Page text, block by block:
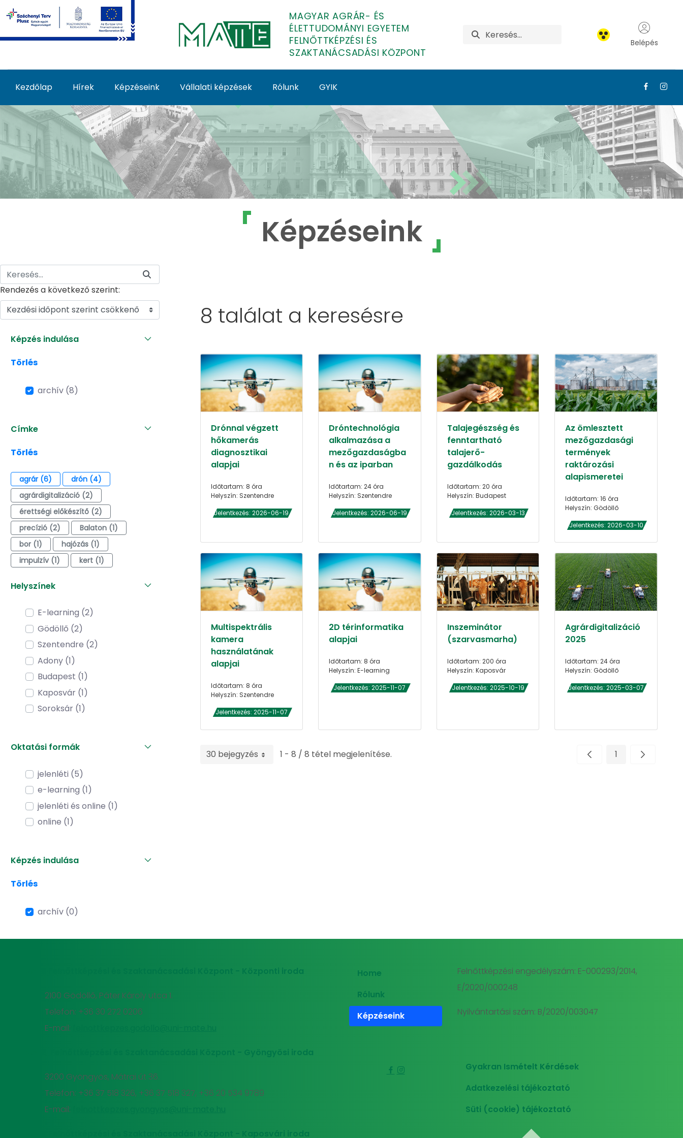
Ugrás a fő tartalomhoz
MAGYAR AGRÁR- ÉS
ÉLETTUDOMÁNYI EGYETEM
FELNŐTTKÉPZÉSI ÉS
SZAKTANÁCSADÁSI KÖZPONT
Belépés
Kezdőlap Hírek Képzéseink Vállalati képzések Rólunk GYIK
Képzéseink - MATE Felnőttképzés
Képzéseink
Rendezés a következő szerint:
Kezdési időpont szerint csökkenő
Képzés indulása
Törlés
archív (8)
Címke
Törlés
agrár (6)
drón (4)
agrárdigitalizáció (2)
érettségi előkészítő (2)
precízió (2)
Balaton (1)
bor (1)
hajózás (1)
impulzív (1)
kert (1)
Helyszínek
E-learning (2)
Gödöllő (2)
Szentendre (2)
Adony (1)
Budapest (1)
Kaposvár (1)
Soroksár (1)
Oktatási formák
jelenléti (5)
e-learning (1)
jelenléti és online (1)
online (1)
Képzés indulása
Törlés
archív (0)
8 találat a keresésre
Drónnal végzett
hőkamerás
diagnosztikai
alapjai
Időtartam: 8 óra
Helyszín: Szentendre
Jelentkezés: 2026-06-19
Dróntechnológia
alkalmazása a
mezőgazdaságba
n és az iparban
Időtartam: 24 óra
Helyszín: Szentendre
Jelentkezés: 2026-06-19
Talajegészség és
fenntartható
talajerő-
gazdálkodás
Időtartam: 20 óra
Helyszín: Budapest
Jelentkezés: 2026-03-13
Az ömlesztett
mezőgazdasági
termények
raktározási
alapismeretei
Időtartam: 16 óra
Helyszín: Gödöllő
Jelentkezés: 2026-03-10
Multispektrális
kamera
használatának
alapjai
Időtartam: 8 óra
Helyszín: Szentendre
Jelentkezés: 2025-11-07
2D térinformatika
alapjai
Időtartam: 8 óra
Helyszín: E-learning
Jelentkezés: 2025-11-07
Inszeminátor
(szarvasmarha)
Időtartam: 200 óra
Helyszín: Kaposvár
Jelentkezés: 2025-10-19
Agrárdigitalizáció
2025
Időtartam: 24 óra
Helyszín: Gödöllő
Jelentkezés: 2025-03-07
30 bejegyzés 1 - 8 / 8 tétel megjelenítése. Oldal
1
2100 Gödöllő, Páter Károly utca 1.
Telefon: +36 30 272 0206
E-mail:
MATE Felnőttképzési és Szaktanácsadási Központ - Gyöngyösi iroda
3200 Gyöngyös, Mátrai út 36.
Telefon: +36 37 518 326, +36 37 518 327, +36 20 534 9789
E-mail:
Home
Rólunk
Képzéseink
Felnőttképzési engedélyszám: E-000293/2014,
E/2020/000248
Nyilvántartási szám: B/2020/003047
Gyakran Ismételt Kérdések
Adatkezelési tájékoztató
Süti (cookie) tájékoztató